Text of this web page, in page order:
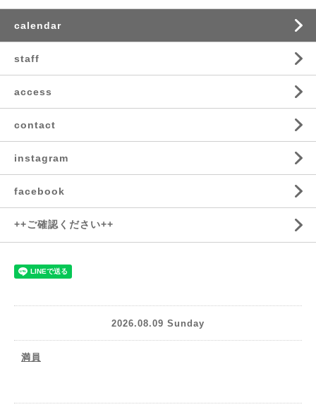
calendar
staff
access
contact
instagram
facebook
++ご確認ください++
2026.08.09 Sunday
満員